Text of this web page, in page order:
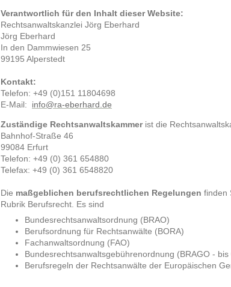
Verantwortlich für den Inhalt dieser Website:
Rechtsanwaltskanzlei Jörg Eberhard
Jörg Eberhard
In den Dammwiesen 25
99195 Alperstedt
Kontakt:
Telefon: +49 (0)151 11804698
E-Mail: info@ra-eberhard.de
Zuständige Rechtsanwaltskammerist die
Bahnhof-Straße 46
99084 Erfurt
Telefon: +49 (0) 361 654880
Telefax: +49 (0) 361 6548820
Die maßgeblichen berufsrechtlichen Regelungen finden
Rubrik Berufsrecht. Es sind
Bundesrechtsanwaltsordnung (BRAO)
Berufsordnung für Rechtsanwälte (BORA)
Fachanwaltsordnung (FAO)
Bundesrechtsanwaltsgebührenordnung (BRAGO -
Berufsregeln der Rechtsanwälte der Europäischen